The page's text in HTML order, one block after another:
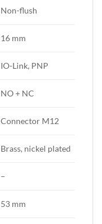
Non-flush
16 mm
IO-Link, PNP
NO + NC
Connector M12
Brass, nickel plated
–
53 mm